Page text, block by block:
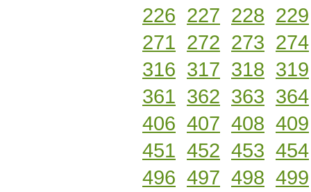
226 227 228 229
271 272 273 274
316 317 318 319
361 362 363 364
406 407 408 409
451 452 453 454
496 497 498 499